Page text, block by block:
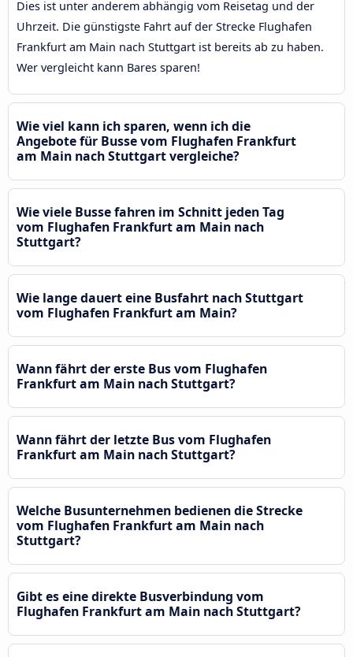
Dies ist unter anderem abhängig vom Reisetag und der
Uhrzeit. Die günstigste Fahrt auf der Strecke Flughafen
Frankfurt am Main nach Stuttgart ist bereits ab zu haben.
Wer vergleicht kann Bares sparen!
Wie viel kann ich sparen, wenn ich die
Angebote für Busse vom Flughafen Frankfurt
am Main nach Stuttgart vergleiche?
Wie viele Busse fahren im Schnitt jeden Tag
vom Flughafen Frankfurt am Main nach
Stuttgart?
Wie lange dauert eine Busfahrt nach Stuttgart
vom Flughafen Frankfurt am Main?
Wann fährt der erste Bus vom Flughafen
Frankfurt am Main nach Stuttgart?
Wann fährt der letzte Bus vom Flughafen
Frankfurt am Main nach Stuttgart?
Welche Busunternehmen bedienen die Strecke
vom Flughafen Frankfurt am Main nach
Stuttgart?
Gibt es eine direkte Busverbindung vom
Flughafen Frankfurt am Main nach Stuttgart?